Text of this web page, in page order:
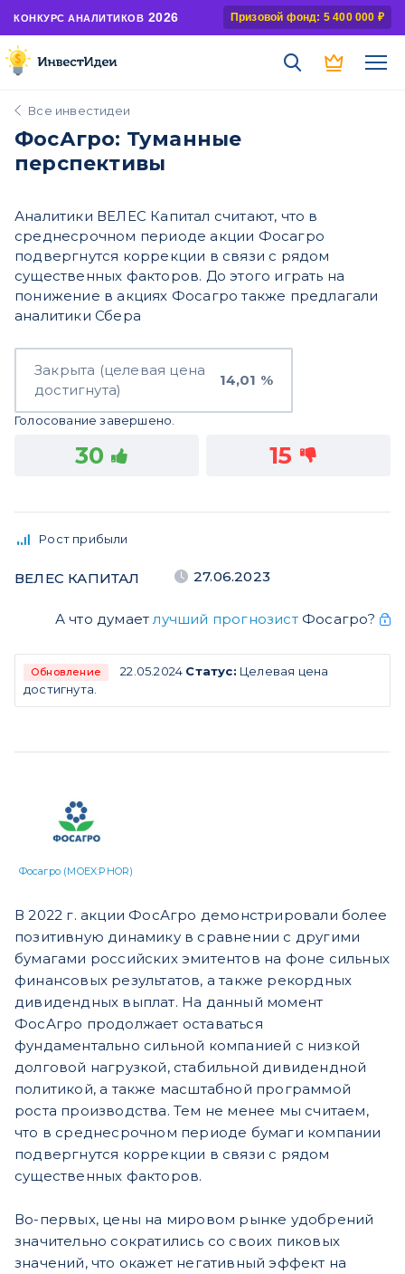
КОНКУРС АНАЛИТИКОВ 2026 Призовой фонд: 5 400 000 ₽
Все инвестидеи
ФосАгро: Туманные
перспективы
Аналитики ВЕЛЕС Капитал считают, что в
среднесрочном периоде акции Фосагро
подвергнутся коррекции в связи с рядом
существенных факторов. До этого играть на
понижение в акциях Фосагро также предлагали
аналитики Сбера
Закрыта (целевая цена
достигнута)
14,01 %
Голосование завершено.
30 15
Рост прибыли
ВЕЛЕС КАПИТАЛ 27.06.2023
А что думает лучший прогнозистФосагро?
Обновление 22.05.2024 Статус: Целевая цена
достигнута.
Фосагро (MOEX:PHOR)
В 2022 г. акции ФосАгро демонстрировали более
позитивную динамику в сравнении с другими
бумагами российских эмитентов на фоне сильных
финансовых результатов, а также рекордных
дивидендных выплат. На данный момент
ФосАгро продолжает оставаться
фундаментально сильной компанией с низкой
долговой нагрузкой, стабильной дивидендной
политикой, а также масштабной программой
роста производства. Тем не менее мы считаем,
что в среднесрочном периоде бумаги компании
подвергнутся коррекции в связи с рядом
существенных факторов.
Во-первых, цены на мировом рынке удобрений
значительно сократились со своих пиковых
значений, что окажет негативный эффект на